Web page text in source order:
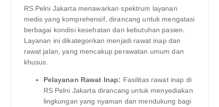
RS Pelni Jakarta menawarkan spektrum layanan
medis yang komprehensif, dirancang untuk mengatasi
berbagai kondisi kesehatan dan kebutuhan pasien.
Layanan ini dikategorikan menjadi rawat inap dan
rawat jalan, yang mencakup perawatan umum dan
khusus.
Pelayanan Rawat Inap: Fasilitas rawat inap di
RS Pelni Jakarta dirancang untuk menyediakan
lingkungan yang nyaman dan mendukung bagi